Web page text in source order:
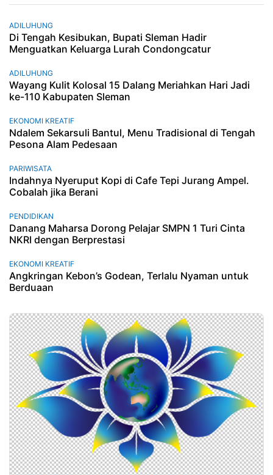
ADILUHUNG
Di Tengah Kesibukan, Bupati Sleman Hadir
Menguatkan Keluarga Lurah Condongcatur
ADILUHUNG
Wayang Kulit Kolosal 15 Dalang Meriahkan Hari Jadi
ke-110 Kabupaten Sleman
EKONOMI KREATIF
Ndalem Sekarsuli Bantul, Menu Tradisional di Tengah
Pesona Alam Pedesaan
PARIWISATA
Indahnya Nyeruput Kopi di Cafe Tepi Jurang Ampel.
Cobalah jika Berani
PENDIDIKAN
Danang Maharsa Dorong Pelajar SMPN 1 Turi Cinta
NKRI dengan Berprestasi
EKONOMI KREATIF
Angkringan Kebon’s Godean, Terlalu Nyaman untuk
Berduaan